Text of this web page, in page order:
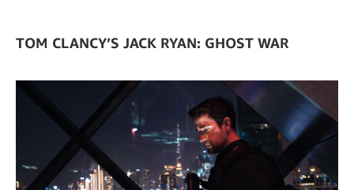
TOM CLANCY’S JACK RYAN: GHOST WAR